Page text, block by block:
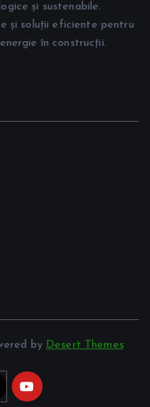
și sustenabile.
și soluții eficiente pentru
în construcții.
by Desert Themes